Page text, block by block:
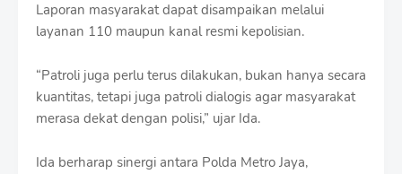
Laporan masyarakat dapat disampaikan melalui
layanan 110 maupun kanal resmi kepolisian.
“Patroli juga perlu terus dilakukan, bukan hanya secara
kuantitas, tetapi juga patroli dialogis agar masyarakat
merasa dekat dengan polisi,” ujar Ida.
Ida berharap sinergi antara Polda Metro Jaya,